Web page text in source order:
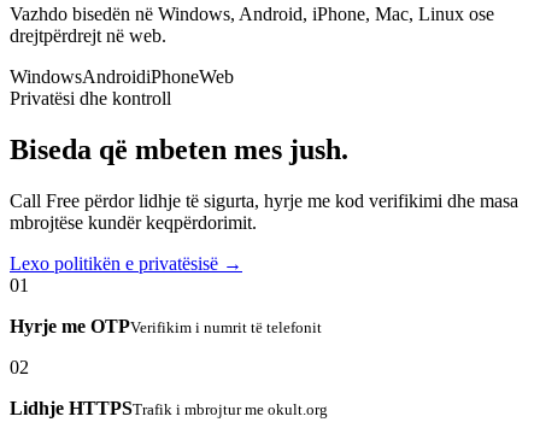
Vazhdo bisedën në Windows, Android, iPhone, Mac, Linux ose
drejtpërdrejt në web.
WindowsAndroidiPhoneWeb
Privatësi dhe kontroll
Biseda që mbeten mes jush.
Call Free përdor lidhje të sigurta, hyrje me kod verifikimi dhe masa
mbrojtëse kundër keqpërdorimit.
Lexo politikën e privatësisë →
01
Hyrje me OTPVerifikim i numrit të telefonit
02
Lidhje HTTPSTrafik i mbrojtur me okult.org